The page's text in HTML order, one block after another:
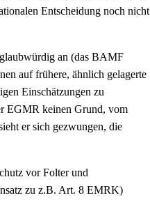
Entscheidung noch nicht
an (das BAMF
auf frühere, ähnlich gelagerte
Einschätzungen zu
EGMR keinen Grund, vom
er sich gezwungen, die
vor Folter und
zu z.B. Art. 8 EMRK)